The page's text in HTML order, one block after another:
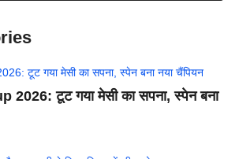
2026: टूट गया मेसी का सपना, स्पेन बना